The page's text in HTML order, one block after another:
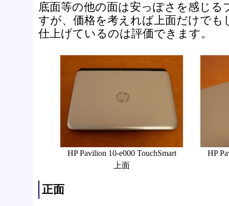
底面等の他の面は安っぽさを感じる
すが、価格を考えれば上面だけでも
仕上げているのは評価できます。
HP Pavilion 10-e000 TouchSmart
上面
HP
正面